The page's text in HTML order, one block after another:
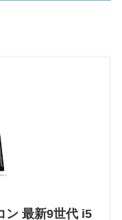
ン 最新9世代 i5